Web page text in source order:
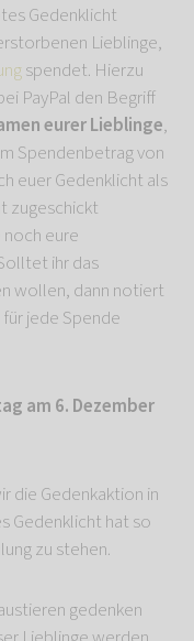
Gedenklicht
Lieblinge,
spendet. Hierzu
PayPal den Begriff
eurer Lieblinge,
Spendenbetrag von
euer Gedenklicht als
zugeschickt
eure
ihr das
wollen, dann notiert
jede Spende
am 6. Dezember
die Gedenkaktion in
Gedenklicht hat so
zu stehen.
gedenken